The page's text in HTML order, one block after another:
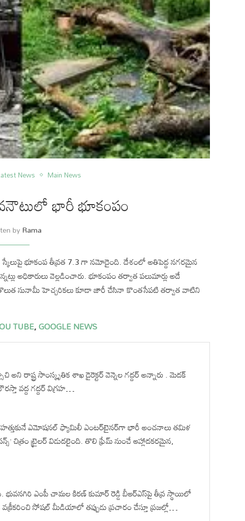
News Main News
భారీ భూకంపం
byRama
భూకంప తీవ్రత 7.3 గా నమోదైంది. దేశంలో అతిపెద్ద నగరమైన
అధికారులు వెల్లడించారు. భూకంపం తర్వాత పలుమార్లు అదే
సునామీ హెచ్చరికలు కూడా జారీ చేసినా కొంతసేపటి తర్వాత వాటిని
TUBE,GOOGLE NEWS
రాష్ట్ర సాంస్కృతిక శాఖ డైరెక్టర్ వెన్నెల గద్దర్ అన్నారు . మెదక్
వద్ద గద్దర్ విగ్రహ…
హత్తుకునే ఎమోషనల్ ఫ్యామిలీ ఎంటర్‌టైనర్‌గా భారీ అంచనాలు తమిళ
చిత్రం ట్రైలర్ విడుదలైంది. తొలి ఫ్రేమ్ నుంచే ఆహ్లాదకరమైన,
ఎంపీ చామల కిరణ్ కుమార్ రెడ్డి బీఆర్ఎస్‌పై తీవ్ర స్థాయిలో
వక్రీకరించి సోషల్ మీడియాలో తప్పుడు ప్రచారం చేస్తూ ప్రజల్లో…